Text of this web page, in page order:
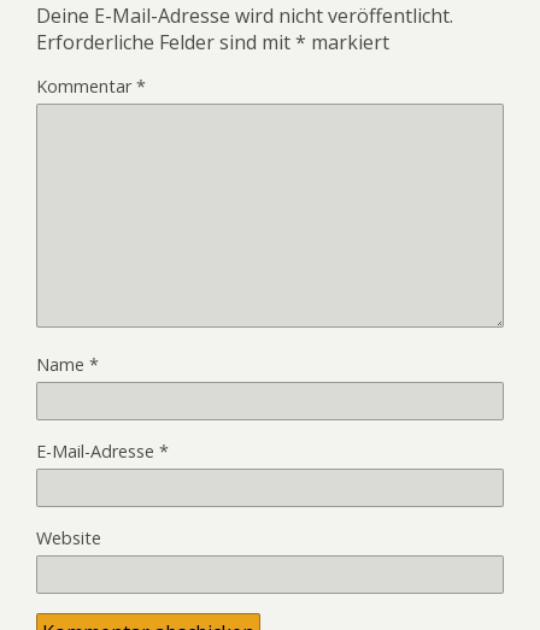
Deine E-Mail-Adresse wird nicht veröffentlicht.
Erforderliche Felder sind mit* markiert
Kommentar*
Name *
E-Mail-Adresse *
Website